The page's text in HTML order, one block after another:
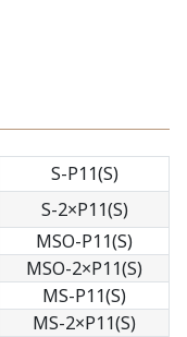
S-P11(S)
S-2×P11(S)
MSO-P11(S)
MSO-2×P11(S)
MS-P11(S)
MS-2×P11(S)